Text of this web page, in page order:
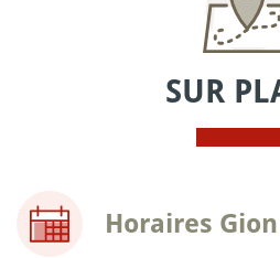
SUR
Horaires Gion